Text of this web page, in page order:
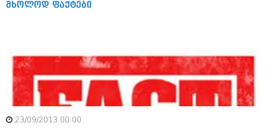
მაისი 2016 (261)
იანვარი 2016 (206)
დეკემბერი 2015 (207)
ნოემბერი 2015 (264)
ოქტომბერი 2015 (204)
სექტემბერი 2015 (215)
ივლისი 2015 (173)
მხოლოდ ფაქტები
23/09/2013 00:00